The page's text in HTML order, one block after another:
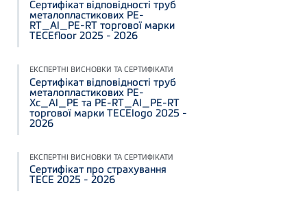
Сертифікат відповідності труб
металопластикових PE-
RT_Al_PE-RT торгової марки
TECEfloor 2025 - 2026
ЕКСПЕРТНІ ВИСНОВКИ ТА СЕРТИФІКАТИ
Сертифікат відповідності труб
металопластикових PE-
Xc_Al_PE та PE-RT_Al_PE-RT
торгової марки TECElogo 2025 -
2026
ЕКСПЕРТНІ ВИСНОВКИ ТА СЕРТИФІКАТИ
Сертифікат про страхування
ТЕСЕ 2025 - 2026